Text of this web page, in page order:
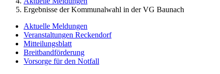
Ergebnisse der Kommunalwahl in der VG Baunach
Aktuelle Meldungen
Veranstaltungen Reckendorf
Mitteilungsblatt
Breitbandförderung
Vorsorge für den Notfall